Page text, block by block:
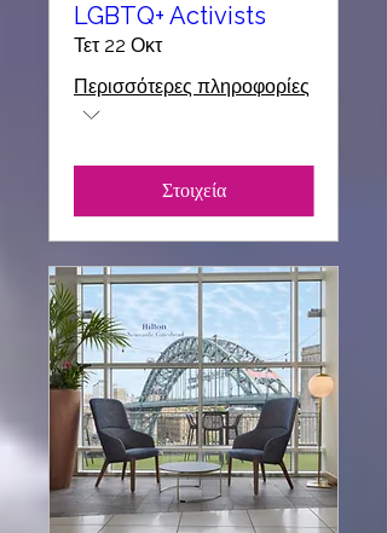
LGBTQ+ Activists
Τετ 22 Οκτ
Περισσότερες πληροφορίες
Στοιχεία